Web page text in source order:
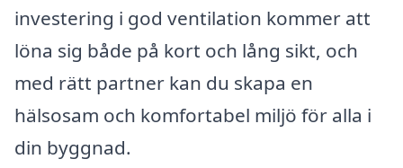
investering i god ventilation kommer att
löna sig både på kort och lång sikt, och
med rätt partner kan du skapa en
hälsosam och komfortabel miljö för alla i
din byggnad.